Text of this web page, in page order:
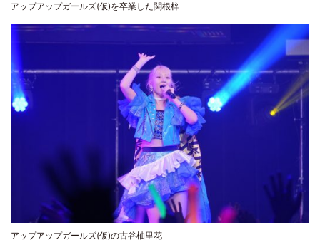
アップアップガールズ(仮)を卒業した関根梓
アップアップガールズ(仮)の古谷柚里花